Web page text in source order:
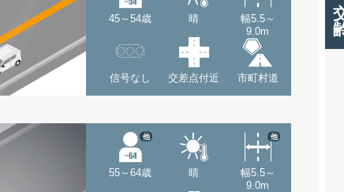
45～54歳 晴
幅5.5～
9.0m
信号なし 交差点付近 市町村道
55～64歳
他
晴
幅5.5～
9.0m
他